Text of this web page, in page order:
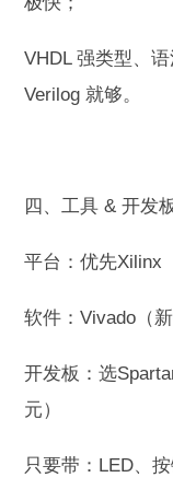
VHDL 强类型、
Verilog 就够。
四、工具 & 开发
平台：优先Xilinx
软件：Vivado（
开发板：选
元）
只要带：LED、